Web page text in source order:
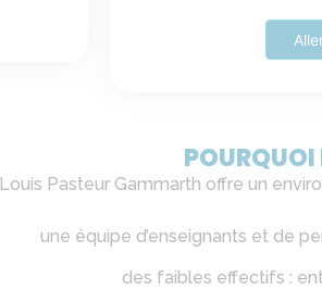
Louis Pasteur Gammarth offre un
une équipe d’enseignants et de
des faibles effectifs :